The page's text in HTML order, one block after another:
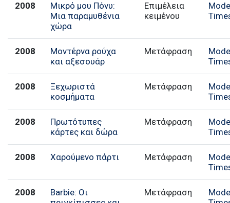
2008
Μικρό μου Πόνυ:
Μια παραμυθένια
χώρα
Επιμέλεια
κειμένου
2008
Μοντέρνα ρούχα
και αξεσουάρ
Μετάφραση
2008
Ξεχωριστά
κοσμήματα
Μετάφραση
2008
Πρωτότυπες
κάρτες και δώρα
Μετάφραση
2008 Χαρούμενο πάρτι Μετάφραση
2008
Barbie: Οι
Μετάφραση